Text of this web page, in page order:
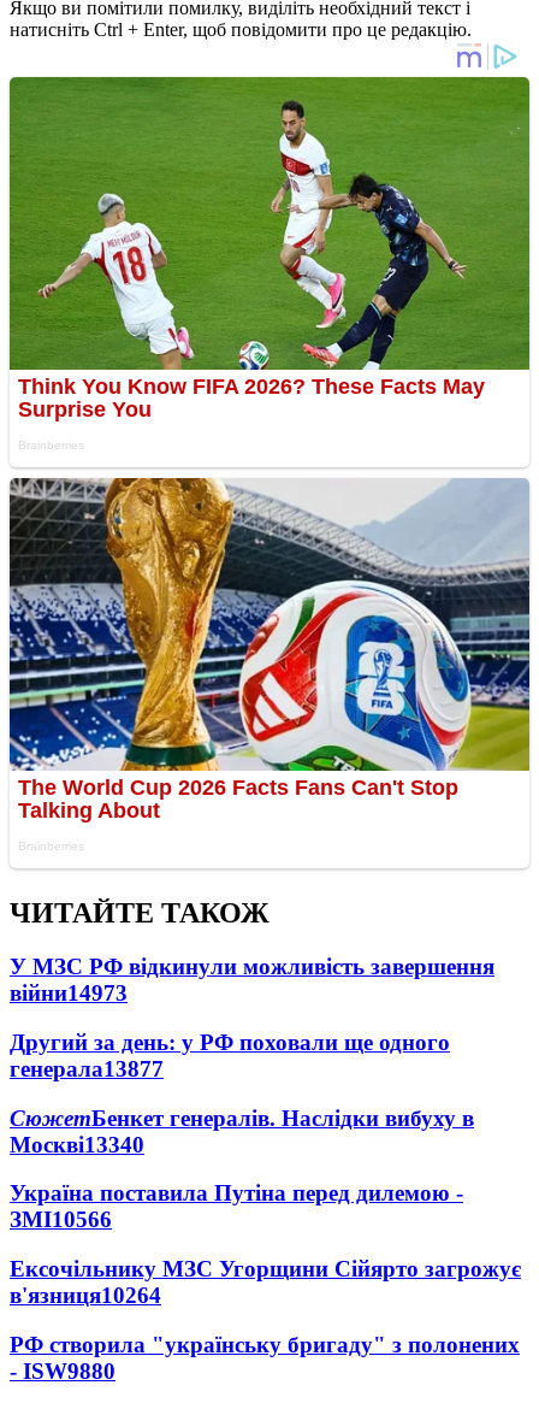
Якщо ви помітили помилку, виділіть необхідний текст і
натисніть Ctrl + Enter, щоб повідомити про це редакцію.
ЧИТАЙТЕ ТАКОЖ
У МЗС РФ відкинули можливість завершення
війни14973
Другий за день: у РФ поховали ще одного
генерала13877
СюжетБенкет генералів. Наслідки вибуху в
Москві13340
Україна поставила Путіна перед дилемою -
ЗМІ10566
Ексочільнику МЗС Угорщини Сійярто загрожує
в'язниця10264
РФ створила "українську бригаду" з полонених
- ISW9880